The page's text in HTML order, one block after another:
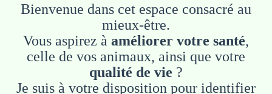
Bienvenue dans cet espace consacré au
mieux-être.
Vous aspirez à améliorer votre santé,
celle de vos animaux, ainsi que votre
qualité de vie ?
Je suis à votre disposition pour identifier